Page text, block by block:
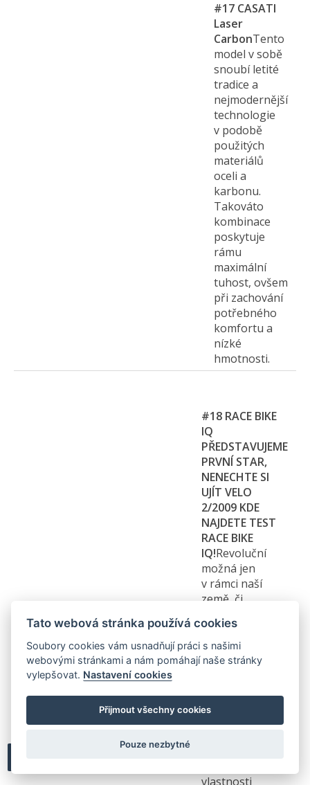
#17 CASATI
Laser
CarbonTento
model v sobě
snoubí letité
tradice a
nejmodernější
technologie
v podobě
použitých
materiálů
oceli a
karbonu.
Takováto
kombinace
poskytuje
rámu
maximální
tuhost, ovšem
při zachování
potřebného
komfortu a
nízké
hmotnosti.
#18 RACE BIKE
IQ
PŘEDSTAVUJEME
PRVNÍ STAR,
NENECHTE SI
UJÍT VELO
2/2009 KDE
NAJDETE TEST
RACE BIKE
IQ!Revoluční
možná jen
v rámci naší
země, či
jedné značky,
přesto navýsost
zajímavý je nový
Bike. V principu
vlastnosti
Tato webová stránka používá cookies
Soubory cookies vám usnadňují práci s našimi
webovými stránkami a nám pomáhají naše stránky
vylepšovat. Nastavení cookies
Přijmout všechny cookies
Pouze nezbytné